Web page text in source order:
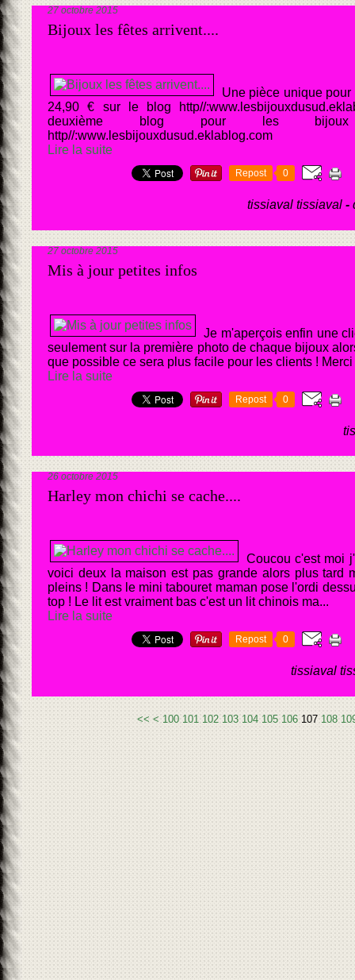
27 octobre 2015
Bijoux les fêtes arrivent....
Une pièce unique
24,90 € sur le blog http//
deuxième blog pour les
http//:www.lesbijouxdusud.eklablog.com
Lire la suite
Repost 0
tissiaval tissiaval -
27 octobre 2015
Mis à jour petites infos
Je m'aperçois enfin une
seulement sur la première photo de chaque bijoux
que possible ce sera plus facile pour les clients ! Merci
Lire la suite
Repost 0
26 octobre 2015
Harley mon chichi se cache....
Coucou c'est moi
voici deux la maison est pas grande alors plus tard
pleins ! Dans le mini tabouret maman pose l'ordi
top ! Le lit est vraiment bas c'est un lit chinois ma...
Lire la suite
Repost 0
tissiaval
<< < 100 101 102 103 104 105 106 107 108